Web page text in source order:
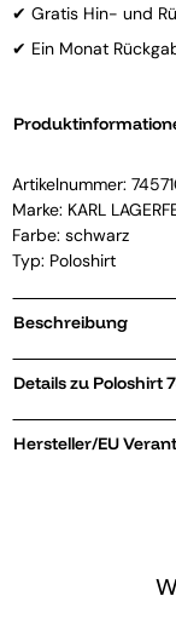
✔ Gratis Hin- und
✔ Ein Monat
Artikelnummer:
Marke: KARL
Farbe: schwarz
Typ: Poloshirt
Beschreibung
Hersteller/EU